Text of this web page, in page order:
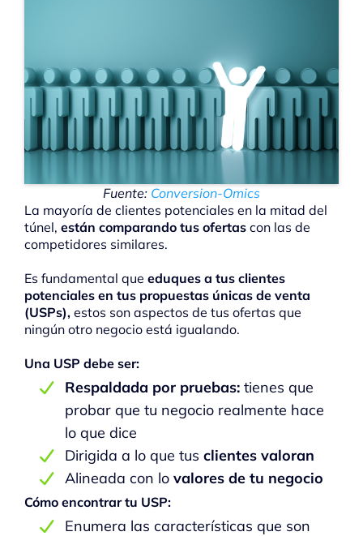
Fuente: Conversion-Omics
La mayoría de clientes potenciales en la mitad del
túnel, están comparando tus ofertas con las de
competidores similares.
Es fundamental que eduques a tus clientes
potenciales en tus propuestas únicas de venta
(USPs), estos son aspectos de tus ofertas que
ningún otro negocio está igualando.
Una USP debe ser:
Respaldada por pruebas: tienes que
probar que tu negocio realmente hace
lo que dice
Dirigida a lo que tus clientes valoran
Alineada con lo valores de tu negocio
Cómo encontrar tu USP:
Enumera las características que son